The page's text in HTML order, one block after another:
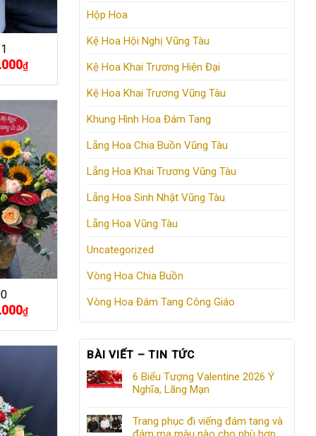
Hộp Hoa
Kệ Hoa Hội Nghị Vũng Tàu
Kệ Hoa Khai Trương Hiện Đại
Kệ Hoa Khai Trương Vũng Tàu
Khung Hình Hoa Đám Tang
Lẵng Hoa Chia Buồn Vũng Tàu
Lẵng Hoa Khai Trương Vũng Tàu
Lẵng Hoa Sinh Nhật Vũng Tàu
Lẵng Hoa Vũng Tàu
Uncategorized
Vòng Hoa Chia Buồn
Vòng Hoa Đám Tang Công Giáo
BÀI VIẾT – TIN TỨC
6 Biểu Tượng Valentine 2026 Ý
Nghĩa, Lãng Mạn
Trang phục đi viếng đám tang và
₫Giá
hiện
tại
700.000₫.
₫Giá
hiện
tại
650.000₫.